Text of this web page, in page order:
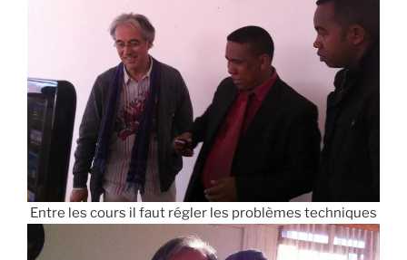
Entre les cours il faut régler les problèmes techniques